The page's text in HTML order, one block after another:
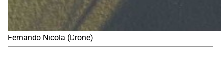
Fernando Nicola (Drone)